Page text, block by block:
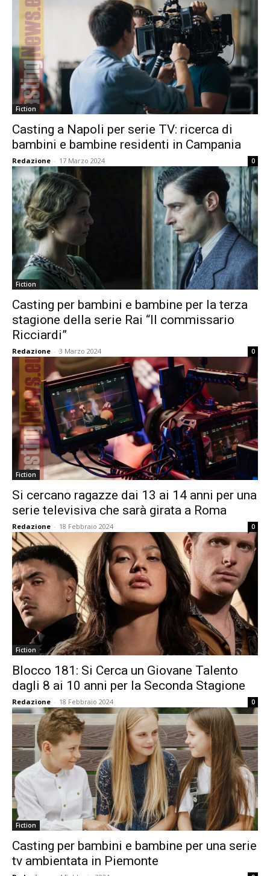
Fiction
Casting a Napoli per serie TV: ricerca di
bambini e bambine residenti in Campania
Redazione - 17 Marzo 2024 0
Fiction
Casting per bambini e bambine per la terza
stagione della serie Rai “Il commissario
Ricciardi”
Redazione - 3 Marzo 2024 0
Fiction
Si cercano ragazze dai 13 ai 14 anni per una
serie televisiva che sarà girata a Roma
Redazione - 18 Febbraio 2024 0
Fiction
Blocco 181: Si Cerca un Giovane Talento
dagli 8 ai 10 anni per la Seconda Stagione
Redazione - 18 Febbraio 2024 0
Fiction
Casting per bambini e bambine per una serie
tv ambientata in Piemonte